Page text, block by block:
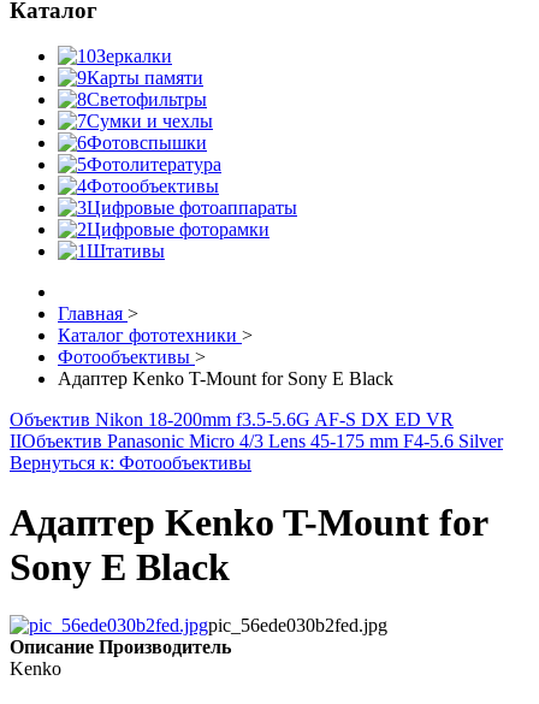
Каталог
Зеркалки
Карты памяти
Светофильтры
Сумки и чехлы
Фотовспышки
Фотолитература
Фотообъективы
Цифровые фотоаппараты
Цифровые фоторамки
Штативы
Главная >
Каталог фототехники >
Фотообъективы >
Адаптер Kenko T-Mount for Sony E Black
Объектив Nikon 18-200mm f3.5-5.6G AF-S DX ED VR
IIОбъектив Panasonic Micro 4/3 Lens 45-175 mm F4-5.6 Silver
Вернуться к: Фотообъективы
Адаптер Kenko T-Mount for
Sony E Black
pic_56ede030b2fed.jpg
Описание Производитель
Kenko